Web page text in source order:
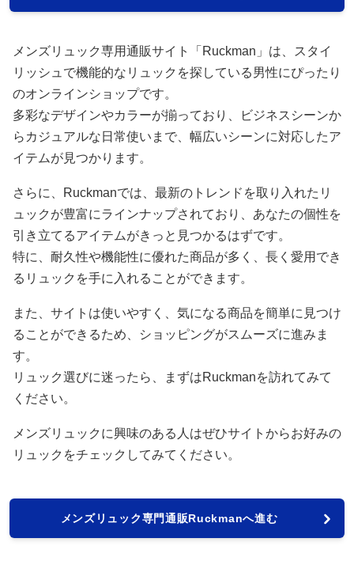
メンズリュック専用通販サイト「Ruckman」は、スタイ
リッシュで機能的なリュックを探している男性にぴったり
のオンラインショップです。
多彩なデザインやカラーが揃っており、ビジネスシーンか
らカジュアルな日常使いまで、幅広いシーンに対応したア
イテムが見つかります。
さらに、Ruckmanでは、最新のトレンドを取り入れたリ
ュックが豊富にラインナップされており、あなたの個性を
引き立てるアイテムがきっと見つかるはずです。
特に、耐久性や機能性に優れた商品が多く、長く愛用でき
るリュックを手に入れることができます。
また、サイトは使いやすく、気になる商品を簡単に見つけ
ることができるため、ショッピングがスムーズに進みま
す。
リュック選びに迷ったら、まずはRuckmanを訪れてみて
ください。
メンズリュックに興味のある人はぜひサイトからお好みの
リュックをチェックしてみてください。
メンズリュック専門通販Ruckmanへ進む